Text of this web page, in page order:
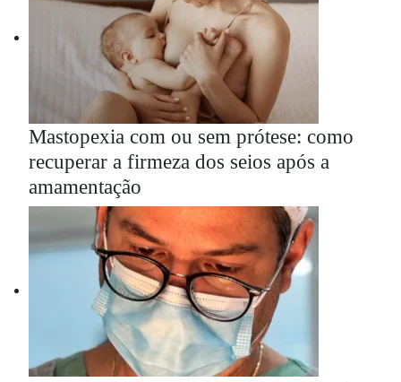
Mastopexia com ou sem prótese: como
recuperar a firmeza dos seios após a
amamentação